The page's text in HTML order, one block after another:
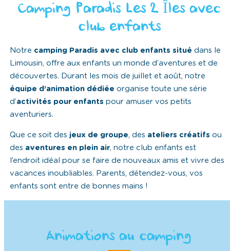
Camping Paradis Les 2 Îles avec
club enfants
Notre camping Paradis avec club enfants situédans le
Limousin, offre aux enfants un monde d’aventures et de
découvertes. Durant les mois de juillet et août, notre
équipe d’animation dédiée organise toute une série
d’activités pour enfants pour amuser vos petits
aventuriers.
Que ce soit des jeux de groupe, des ateliers créatifs ou
des aventures en plein air, notre club enfants est
l’endroit idéal pour se faire de nouveaux amis et vivre des
vacances inoubliables. Parents, détendez-vous, vos
enfants sont entre de bonnes mains !
Animations au camping